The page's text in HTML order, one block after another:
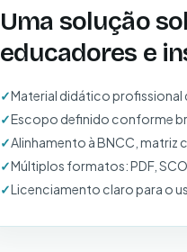
Material didático profissional
Escopo definido conforme
Alinhamento à BNCC, matriz
Múltiplos formatos: PDF,
Licenciamento claro para o
Uma solução
educadores e